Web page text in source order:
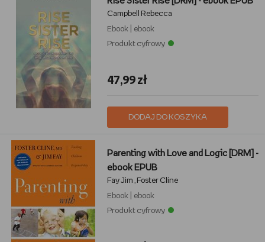
Campbell Rebecca
Ebook
ebook
Produkt cyfrowy
47,99 zł
DODAJ DO KOSZYKA
Parenting with Love and Logic [DRM] -
ebook EPUB
Fay Jim
Foster Cline
Ebook
ebook
Produkt cyfrowy